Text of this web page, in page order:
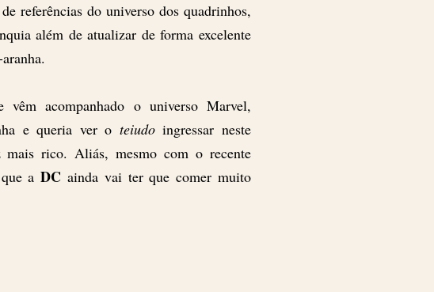
referências do universo dos quadrinhos,
além de atualizar de forma excelente
acompanhado o universo Marvel,
e queria ver o teiudoingressar neste
mais rico. Aliás, mesmo com o recente
que aDCainda vai ter que comer muito